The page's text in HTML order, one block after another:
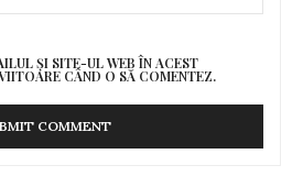
ȘI SITE-UL WEB ÎN ACEST
CÂND O SĂ COMENTEZ.